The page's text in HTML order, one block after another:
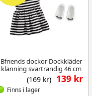
Bfriends dockor Dockkläder
klänning svartrandig 46 cm
139 kr
(169 kr)
Finns i lager